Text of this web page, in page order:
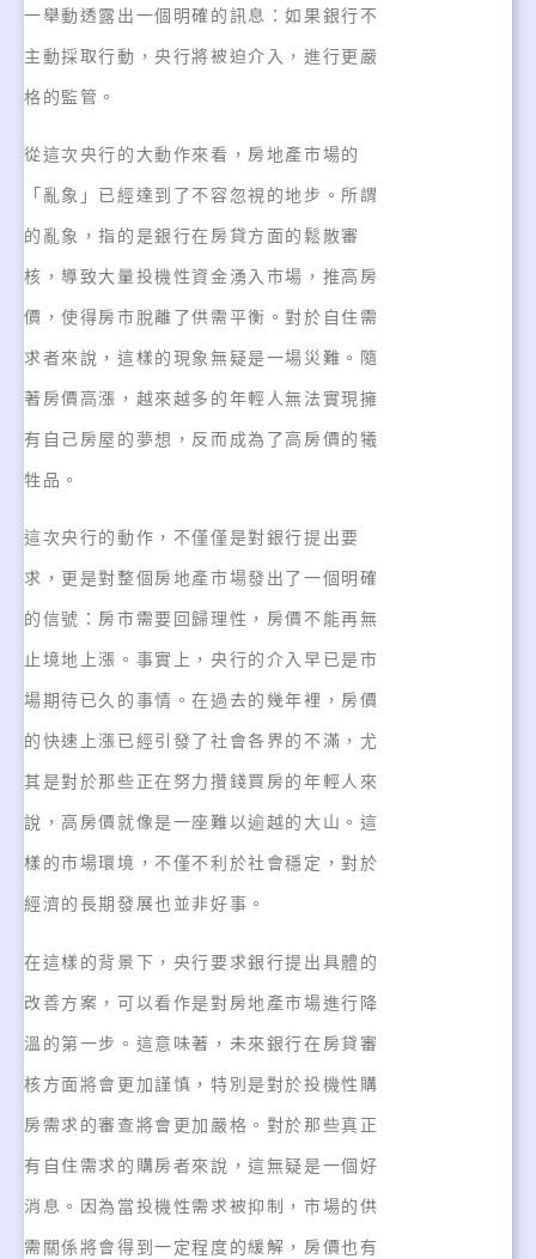
一舉動透露出一個明確的訊息：如果銀行不
主動採取行動，央行將被迫介入，進行更嚴
格的監管。
從這次央行的大動作來看，房地產市場的
「亂象」已經達到了不容忽視的地步。所謂
的亂象，指的是銀行在房貸方面的鬆散審
核，導致大量投機性資金湧入市場，推高房
價，使得房市脫離了供需平衡。對於自住需
求者來說，這樣的現象無疑是一場災難。隨
著房價高漲，越來越多的年輕人無法實現擁
有自己房屋的夢想，反而成為了高房價的犧
牲品。
這次央行的動作，不僅僅是對銀行提出要
求，更是對整個房地產市場發出了一個明確
的信號：房市需要回歸理性，房價不能再無
止境地上漲。事實上，央行的介入早已是市
場期待已久的事情。在過去的幾年裡，房價
的快速上漲已經引發了社會各界的不滿，尤
其是對於那些正在努力攢錢買房的年輕人來
說，高房價就像是一座難以逾越的大山。這
樣的市場環境，不僅不利於社會穩定，對於
經濟的長期發展也並非好事。
在這樣的背景下，央行要求銀行提出具體的
改善方案，可以看作是對房地產市場進行降
溫的第一步。這意味著，未來銀行在房貸審
核方面將會更加謹慎，特別是對於投機性購
房需求的審查將會更加嚴格。對於那些真正
有自住需求的購房者來說，這無疑是一個好
消息。因為當投機性需求被抑制，市場的供
需關係將會得到一定程度的緩解，房價也有